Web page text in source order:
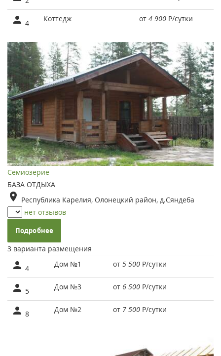
4 Коттедж от 4 900 Р/сутки
Семиозерие
БАЗА ОТДЫХА
Республика Карелия, Олонецкий район, д.Сяндеба
нет отзывов
Подробнее
3 варианта размещения
4 Дом №1 от 5 500 Р/сутки
5 Дом №3 от 6 500 Р/сутки
8 Дом №2 от 7 500 Р/сутки